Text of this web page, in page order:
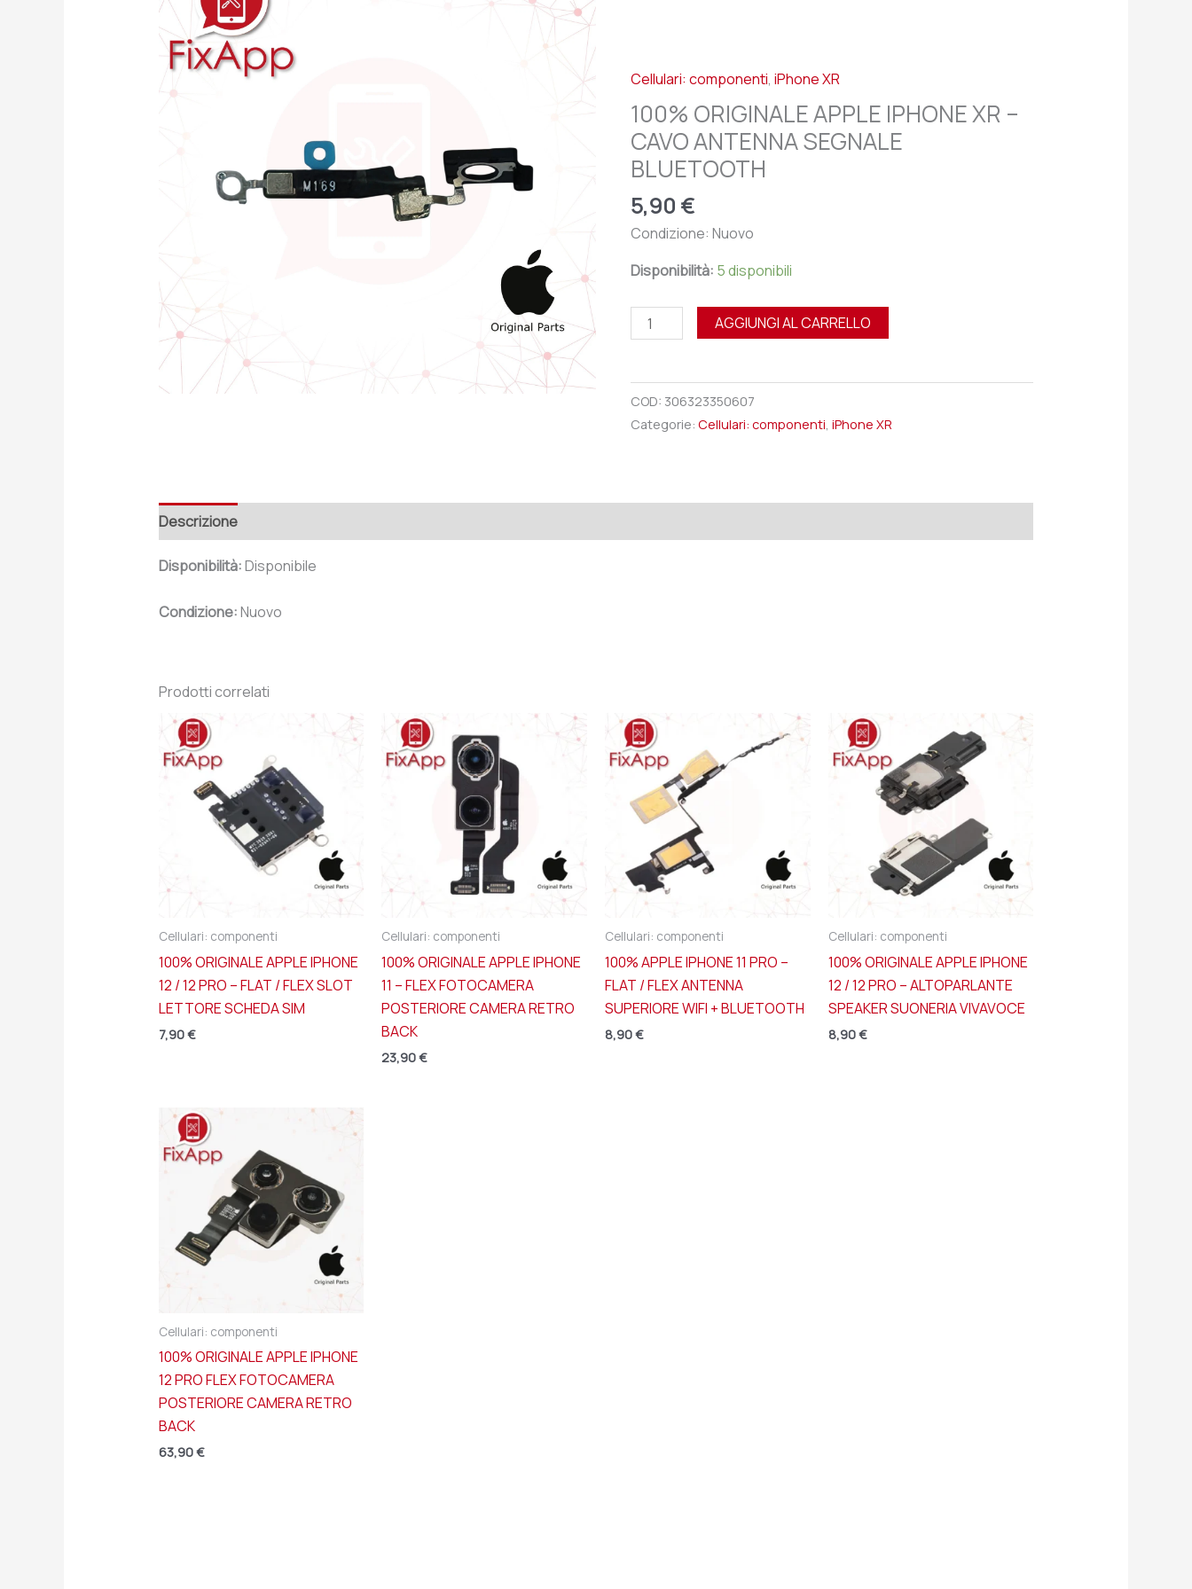
Cellulari: componenti,iPhone XR
100% ORIGINALE APPLE IPHONE XR –
CAVO ANTENNA SEGNALE
BLUETOOTH
5,90 €
Condizione: Nuovo
Disponibilità: 5 disponibili
-
CAVO
ANTENNA
SEGNALE
BLUETOOTH
quantità
AGGIUNGI AL CARRELLO
COD: 306323350607
Categorie:Cellulari: componenti ,iPhone XR
Descrizione
Disponibilità:Disponibile
Condizione:Nuovo
Prodotti correlati
Cellulari: componenti
100% ORIGINALE APPLE IPHONE
12 / 12 PRO – FLAT / FLEX SLOT
LETTORE SCHEDA SIM
7,90€
Cellulari: componenti
100% ORIGINALE APPLE IPHONE
11 – FLEX FOTOCAMERA
POSTERIORE CAMERA RETRO
BACK
23,90€
Cellulari: componenti
100% APPLE IPHONE 11 PRO –
FLAT / FLEX ANTENNA
SUPERIORE WIFI + BLUETOOTH
8,90€
Cellulari: componenti
100% ORIGINALE APPLE IPHONE
12 / 12 PRO – ALTOPARLANTE
SPEAKER SUONERIA VIVAVOCE
8,90€
Cellulari: componenti
100% ORIGINALE APPLE IPHONE
12 PRO FLEX FOTOCAMERA
POSTERIORE CAMERA RETRO
BACK
63,90€